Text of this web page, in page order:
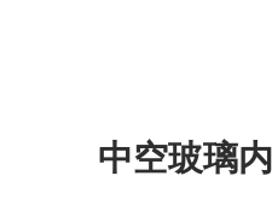
中空玻璃